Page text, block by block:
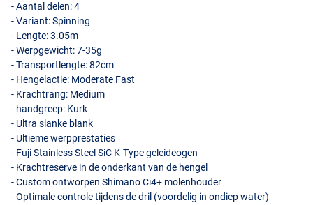
- Aantal delen: 4
- Variant: Spinning
- Lengte: 3.05m
- Werpgewicht: 7-35g
- Transportlengte: 82cm
- Hengelactie: Moderate Fast
- Krachtrang: Medium
- handgreep: Kurk
- Ultra slanke blank
- Ultieme werpprestaties
- Fuji Stainless Steel SiC K-Type geleideogen
- Krachtreserve in de onderkant van de hengel
- Custom ontworpen Shimano Ci4+ molenhouder
- Optimale controle tijdens de dril (voordelig in ondiep water)